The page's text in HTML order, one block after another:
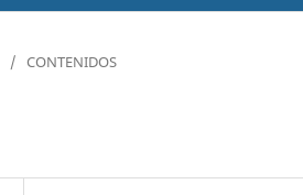
/ CONTENIDOS